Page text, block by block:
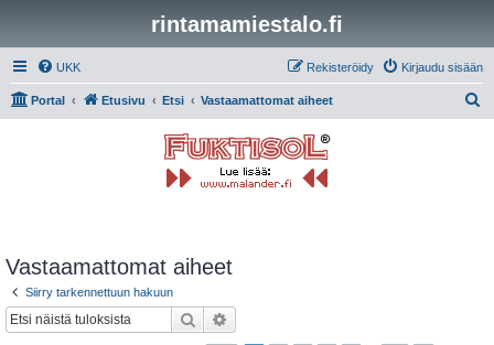
rintamamiestalo.fi
UKK Kirjaudu sisään
Rekisteröidy
Portal Etusivu Etsi Vastaamattomat aiheet
Vastaamattomat aiheet
Siirry tarkennettuun hakuun
Etsi